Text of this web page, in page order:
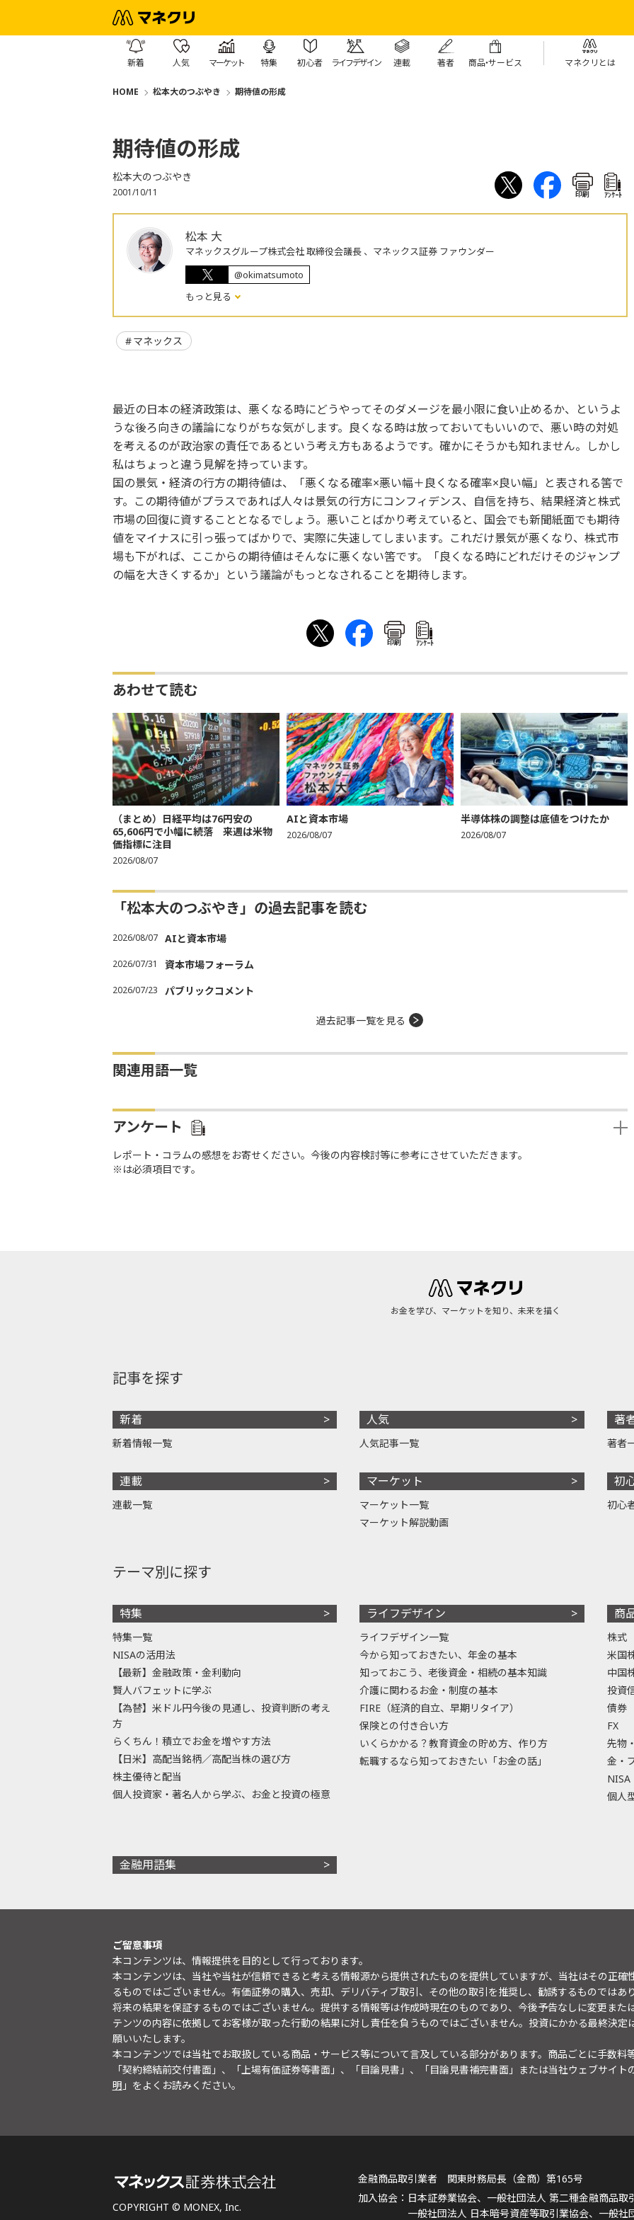
新着 人気 マーケット 特集 初心者 ライフデザイン 連載 著者 商品・サービス マネクリとは
HOME 松本大のつぶやき 期待値の形成
期待値の形成
松本大のつぶやき
2001/10/11 印刷 ｱﾝｹｰﾄ
松本 大
マネックスグループ株式会社 取締役会議長 、マネックス証券 ファウンダー
@okimatsumoto
もっと見る
マネックス
最近の日本の経済政策は、悪くなる時にどうやってそのダメージを最小限に食い止めるか、というよ
うな後ろ向きの議論になりがちな気がします。良くなる時は放っておいてもいいので、悪い時の対処
を考えるのが政治家の責任であるという考え方もあるようです。確かにそうかも知れません。しかし
私はちょっと違う見解を持っています。
国の景気・経済の行方の期待値は、「悪くなる確率×悪い幅＋良くなる確率×良い幅」と表される筈で
す。この期待値がプラスであれば人々は景気の行方にコンフィデンス、自信を持ち、結果経済と株式
市場の回復に資することとなるでしょう。悪いことばかり考えていると、国会でも新聞紙面でも期待
値をマイナスに引っ張ってばかりで、実際に失速してしまいます。これだけ景気が悪くなり、株式市
場も下がれば、ここからの期待値はそんなに悪くない筈です。「良くなる時にどれだけそのジャンプ
の幅を大きくするか」という議論がもっとなされることを期待します。
印刷 ｱﾝｹｰﾄ
あわせて読む
（まとめ）日経平均は76円安の
65,606円で小幅に続落 来週は米物
価指標に注目
2026/08/07
AIと資本市場
2026/08/07
半導体株の調整は底値をつけたか
2026/08/07
「松本大のつぶやき」の過去記事を読む
2026/08/07 AIと資本市場
2026/07/31 資本市場フォーラム
2026/07/23 パブリックコメント
過去記事一覧を見る
関連用語一覧
アンケート
レポート・コラムの感想をお寄せください。今後の内容検討等に参考にさせていただきます。
※は必須項目です。
お金を学び、マーケットを知り、未来を描く
記事を探す
新着
新着情報一覧
連載
連載一覧
人気
人気記事一覧
マーケット
マーケット一覧
マーケット解説動画
著
著者
初
初心
テーマ別に探す
特集
特集一覧
NISAの活用法
【最新】金融政策・金利動向
賢人バフェットに学ぶ
【為替】米ドル円今後の見通し、投資判断の考え
方
らくちん！積立でお金を増やす方法
【日米】高配当銘柄／高配当株の選び方
株主優待と配当
個人投資家・著名人から学ぶ、お金と投資の極意
ライフデザイン
ライフデザイン一覧
今から知っておきたい、年金の基本
知っておこう、老後資金・相続の基本知識
介護に関わるお金・制度の基本
FIRE（経済的自立、早期リタイア）
保険との付き合い方
いくらかかる？教育資金の貯め方、作り方
転職するなら知っておきたい「お金の話」
商
株式
米国
中国
投資
債券
FX
先物
金・
NISA
個人
金融用語集
ご留意事項
本コンテンツは、情報提供を目的として行っております。
本コンテンツは、当社や当社が信頼できると考える情報源から提供されたものを提供していますが、当社はその正
るものではございません。有価証券の購入、売却、デリバティブ取引、その他の取引を推奨し、勧誘するものではあ
将来の結果を保証するものではございません。提供する情報等は作成時現在のものであり、今後予告なしに変更また
テンツの内容に依拠してお客様が取った行動の結果に対し責任を負うものではございません。投資にかかる最終決
願いいたします。
本コンテンツでは当社でお取扱している商品・サービス等について言及している部分があります。商品ごとに手数料
「契約締結前交付書面」、「上場有価証券等書面」、「目論見書」、「目論見書補完書面」または当社ウェブサイト
明 」をよくお読みください。
COPYRIGHT © MONEX, Inc.
金融商品取引業者 関東財務局長（金商）第165号
日本証券業協会、一般社団法人 第二種金融商品取
一般社団法人 日本暗号資産等取引業協会、一般社